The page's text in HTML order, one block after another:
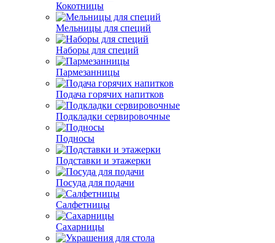
Кокотницы
Мельницы для специй
Наборы для специй
Пармезанницы
Подача горячих напитков
Подкладки сервировочные
Подносы
Подставки и этажерки
Посуда для подачи
Салфетницы
Сахарницы